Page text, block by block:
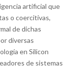
artificial que
o coercitivas,
de dichas
diversas
en Silicon
de sistemas